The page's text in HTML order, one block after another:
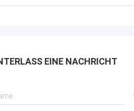
EINE NACHRICHT